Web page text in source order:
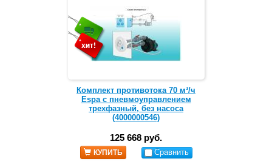
Комплект противотока 70 м³/ч
Espa с пневмоуправлением
трехфазный, без насоса
(4000000546)
125 668 руб.
КУПИТЬ Сравнить